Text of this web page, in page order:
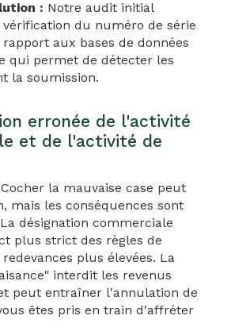
: Notre audit initial
du numéro de série
aux bases de données
qui permet de détecter les
la soumission.
erronée de l'activité
et de l'activité de
Cocher la mauvaise case peut
mais les conséquences sont
désignation commerciale
plus strict des règles de
plus élevées. La
interdit les revenus
peut entraîner l'annulation de
êtes pris en train d'affréter